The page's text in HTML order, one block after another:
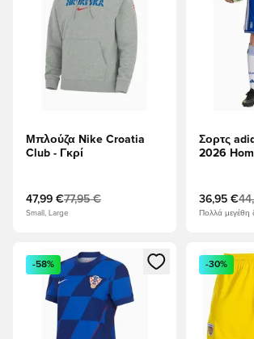
Μπλούζα Nike Croatia
Club - Γκρί
47,99 €77,95 €
Small, Large
Σορτς
2026
36,95 €
Πολλά μεγέθη
Ανοίγει ένα Modal για να συνδεθείτε ή
-58%
Ανοίγει
-30%